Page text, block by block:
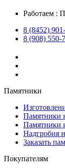
Работаем :
8 (8452)
8 (908) 550-
Памятники
Памятники
Памятники
Надгробия
Заказать
Покупателям